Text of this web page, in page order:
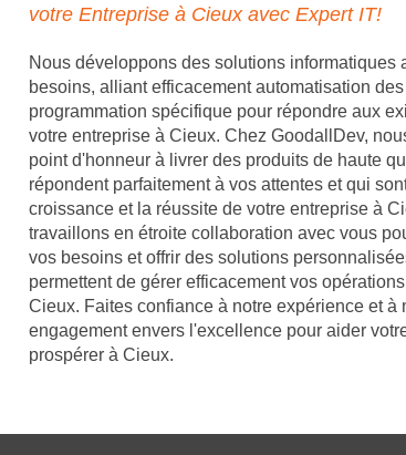
votre Entreprise à Cieux avec Expert IT!
Nous développons des solutions informatiques
besoins, alliant efficacement automatisation
programmation spécifique pour répondre aux
votre entreprise à Cieux. Chez GoodallDev,
point d'honneur à livrer des produits de haute
répondent parfaitement à vos attentes et qui
croissance et la réussite de votre entreprise à
travaillons en étroite collaboration avec vous
vos besoins et offrir des solutions
permettent de gérer efficacement vos
Cieux. Faites confiance à notre expérience et à
engagement envers l'excellence pour aider
prospérer à Cieux.